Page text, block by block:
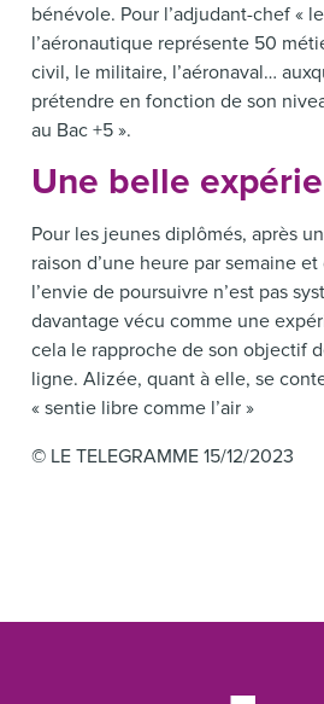
bénévole. Pour l’adjudant-chef «
l’aéronautique représente 50
civil, le militaire, l’aéronaval…
prétendre en fonction de son
au Bac +5 ».
Une belle
Pour les jeunes diplômés, après
raison d’une heure par semaine
l’envie de poursuivre n’est pas
davantage vécu comme une
cela le rapproche de son objectif
ligne. Alizée, quant à elle, se
« sentie libre comme l’air »
© LE TELEGRAMME 15/12/2023